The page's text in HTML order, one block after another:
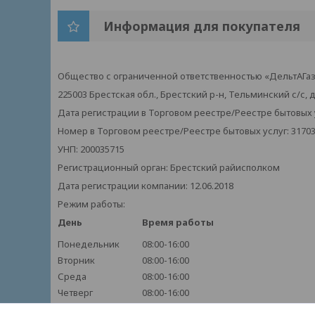
Информация для покупателя
Общество с ограниченной ответственностью
225003 Брестская обл., Брестский р-н, Тельминский с/с,
Дата регистрации в Торговом реестре/Реестре бытовых
Номер в Торговом реестре/Реестре бытовых услуг:
УНП: 200035715
Регистрационный орган: Брестский райисполком
Дата регистрации компании: 12.06.2018
Режим работы:
День
Время работы
Понедельник
08:00-16:00
Вторник
08:00-16:00
Среда
08:00-16:00
Четверг
08:00-16:00